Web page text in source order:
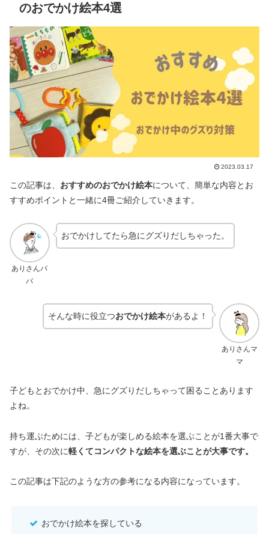
のおでかけ絵本4選
2023.03.17
この記事は、 おすすめのおでかけ絵本について、簡単な内容とお
すすめポイントと一緒に4冊ご紹介していきます。
ありさんパ
パ
おでかけしてたら急にグズりだしちゃった。
ありさんマ
マ
そんな時に役立つおでかけ絵本があるよ！
子どもとおでかけ中、急にグズりだしちゃって困ることあります
よね。
持ち運ぶためには、子どもが楽しめる絵本を選ぶことが1番大事で
すが、その次に軽くてコンパクトな絵本を選ぶことが大事です。
この記事は下記のような方の参考になる内容になっています。
おでかけ絵本を探している